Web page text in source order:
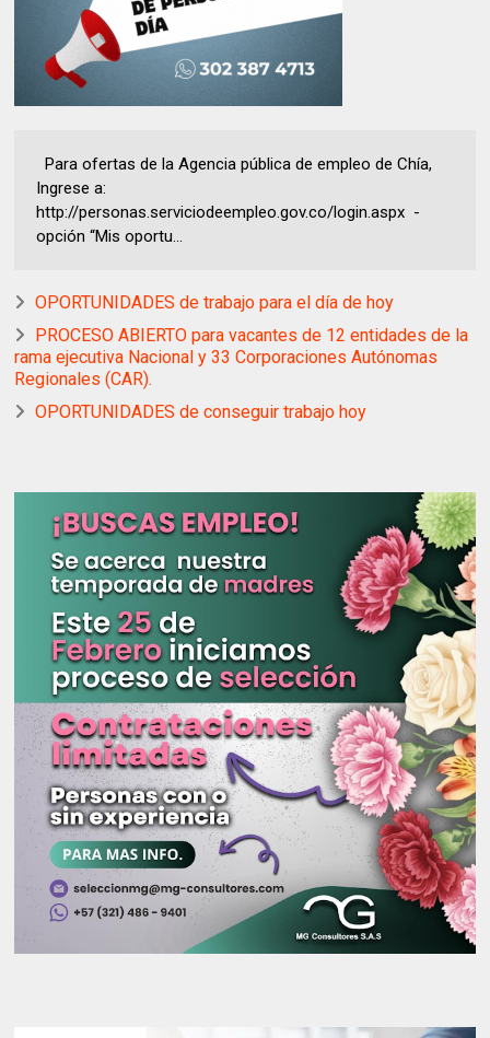
Para ofertas de la Agencia pública de empleo de Chía,
Ingrese a:
http://personas.serviciodeempleo.gov.co/login.aspx -
opción “Mis oportu...
OPORTUNIDADES de trabajo para el día de hoy
PROCESO ABIERTO para vacantes de 12 entidades de la
rama ejecutiva Nacional y 33 Corporaciones Autónomas
Regionales (CAR).
OPORTUNIDADES de conseguir trabajo hoy